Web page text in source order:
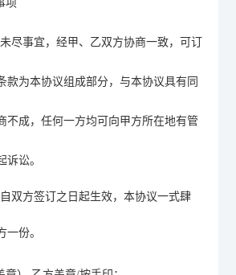
项
尽事宜，经甲、乙双方协商一致，可订
款为本协议组成部分，与本协议具有同
不成，任何一方均可向甲方所在地有管
诉讼。
双方签订之日起生效，本协议一式肆
一份。